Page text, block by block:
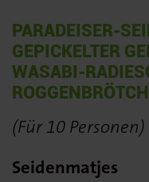
PARADEISER-
GEPICKELTER
WASABI-
(Für 10 Personen)
Seidenmatjes